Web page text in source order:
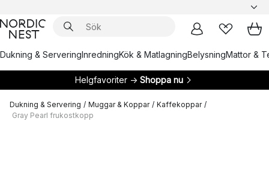
Dukning & ServeringInredningKök & MatlagningBelysningMattor &
Helgfavoriter → Shoppa nu
Dukning & Servering / Muggar & Koppar / Kaffekoppar /
Gray Pearl frukostkopp